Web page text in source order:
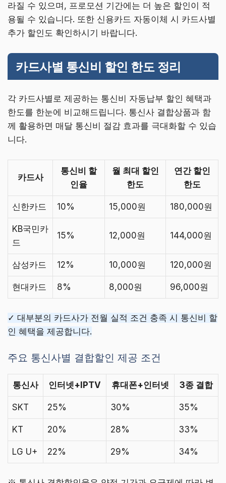
라질 수 있으며, 프로모션 기간에는 더 높은 할인이 적
용될 수 있습니다. 또한 신용카드 자동이체 시 카드사별
추가 할인도 확인하시기 바랍니다.
카드사별 통신비 할인 한도 정리
각 카드사별로 제공하는 통신비 자동납부 할인 혜택과
한도를 한눈에 비교해드립니다. 통신사 결합상품과 함
께 활용하면 매달 통신비 절감 효과를 극대화할 수 있습
니다.
카드사
통신비 할
인율
월 최대 할인
한도
연간 할인
한도
신한카드 10% 15,000원 180,000원
KB국민카
드
15% 12,000원 144,000원
삼성카드 12% 10,000원 120,000원
현대카드 8% 8,000원 96,000원
✓ 대부분의 카드사가 전월 실적 조건 충족 시 통신비 할
인 혜택을 제공합니다.
주요 통신사별 결합할인 제공 조건
통신사 인터넷+IPTV 휴대폰+인터넷 3종 결합
SKT 25% 30% 35%
KT 20% 28% 33%
LG U+ 22% 29% 34%